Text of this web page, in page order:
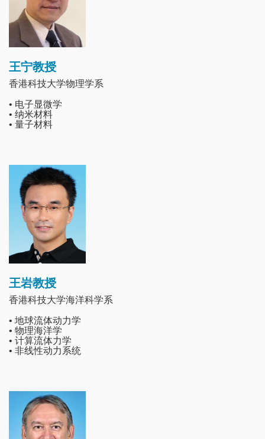
王宁教授
香港科技大学物理学系
• 电子显微学
• 纳米材料
• 量子材料
Image
王岩教授
香港科技大学海洋科学系
• 地球流体动力学
• 物理海洋学
• 计算流体力学
• 非线性动力系统
Image